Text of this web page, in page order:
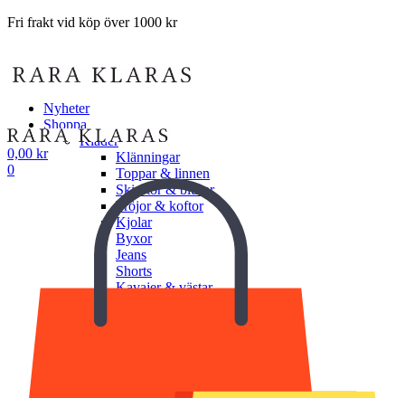
Fri frakt vid köp över 1000 kr
Nyheter
Shoppa
Kläder
Klänningar
Toppar & linnen
Skjortor & blusar
Tröjor & koftor
Kjolar
Byxor
Jeans
Shorts
Kavajer & västar
Underkläder
0,00 kr
0